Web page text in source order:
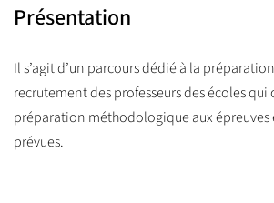
Présentation
Il s’agit d’un parcours dédié à la
recrutement des professeurs des écoles qui
préparation méthodologique aux épreuves
prévues.